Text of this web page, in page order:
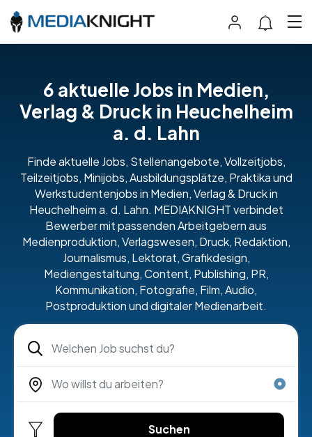
6 aktuelle Jobs in Medien,
Verlag & Druck in Heuchelheim
a. d. Lahn
Finde aktuelle Jobs, Stellenangebote, Vollzeitjobs,
Teilzeitjobs, Minijobs, Ausbildungsplätze, Praktika und
Werkstudentenjobs in Medien, Verlag & Druck in
Heuchelheim a. d. Lahn. MEDIAKNIGHT verbindet
Bewerber mit passenden Arbeitgebern aus
Medienproduktion, Verlagswesen, Druck, Redaktion,
Journalismus, Lektorat, Grafikdesign,
Mediengestaltung, Content, Publishing, PR,
Kommunikation, Fotografie, Film, Audio,
Postproduktion und digitaler Medienarbeit.
Suchen